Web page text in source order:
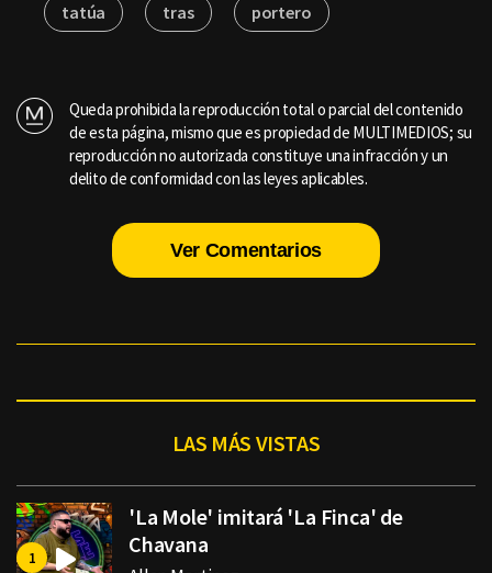
tatúa tras portero
Queda prohibida la reproducción total o parcial del contenido
de esta página, mismo que es propiedad de MULTIMEDIOS; su
reproducción no autorizada constituye una infracción y un
delito de conformidad con las leyes aplicables.
Ver Comentarios
LAS MÁS VISTAS
'La Mole' imitará 'La Finca' de
Chavana